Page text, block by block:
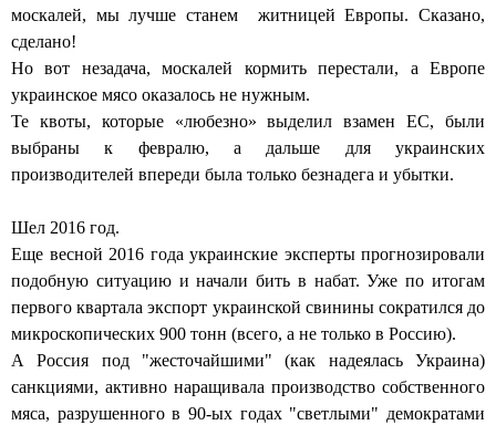
москалей, мы лучше станем житницей Европы. Сказано,
сделано!
Но вот незадача, москалей кормить перестали, а Европе
украинское мясо оказалось не нужным.
Те квоты, которые «любезно» выделил взамен ЕС, были
выбраны к февралю, а дальше для украинских
производителей впереди была только безнадега и убытки.
Шел 2016 год.
Еще весной 2016 года украинские эксперты прогнозировали
подобную ситуацию и начали бить в набат. Уже по итогам
первого квартала экспорт украинской свинины сократился до
микроскопических 900 тонн (всего, а не только в Россию).
А Россия под "жесточайшими" (как надеялась Украина)
санкциями, активно наращивала производство собственного
мяса, разрушенного в 90-ых годах "светлыми" демократами